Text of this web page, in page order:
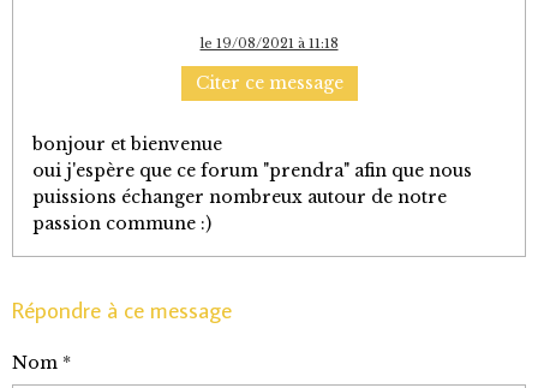
le 19/08/2021 à 11:18
Citer ce message
bonjour et bienvenue
oui j'espère que ce forum "prendra" afin que nous
puissions échanger nombreux autour de notre
passion commune :)
Répondre à ce message
Nom